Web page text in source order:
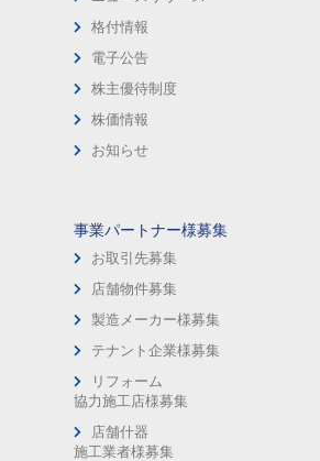
格付情報
電子公告
株主優待制度
株価情報
お知らせ
事業パートナー様募集
お取引先募集
店舗物件募集
製造メーカー様募集
テナント企業様募集
リフォーム
協力施工店様募集
店舗什器
施工業者様募集